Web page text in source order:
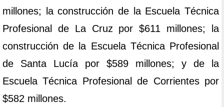
millones; la construcción de la Escuela Técnica
Profesional de La Cruz por $611 millones; la
construcción de la Escuela Técnica Profesional
de Santa Lucía por $589 millones; y de la
Escuela Técnica Profesional de Corrientes por
$582 millones.